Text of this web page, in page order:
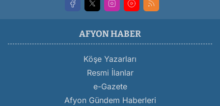
AFYON HABER
Köşe Yazarları
Resmi İlanlar
e-Gazete
Afyon Gündem Haberleri